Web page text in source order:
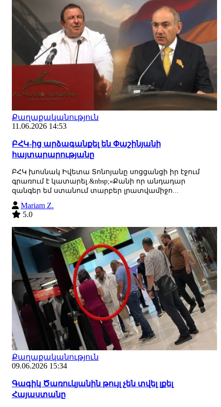
Քաղաքականություն
11.06.2026 14:53
ԲՀԿ-ից արձագանքել են Փաշինյանի
հայտարարությանը
ԲՀԿ խոսնակ Իվետա Տոնոյանը սոցցանցի իր էջում
գրառում է կատարել.&nbsp;«Քանի որ անդադար
զանգեր եմ ստանում տարբեր լրատվամիջո...
Mariam Z.
5.0
Քաղաքականություն
09.06.2026 15:34
Գագիկ Ծառուկյանին թույլ չեն տվել լքել
Հայաստանը